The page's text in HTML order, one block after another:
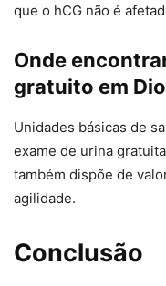
que o hCG não é
Onde
gratuito em
Unidades básicas de
exame de urina
também dispõe de
agilidade.
Conclusão